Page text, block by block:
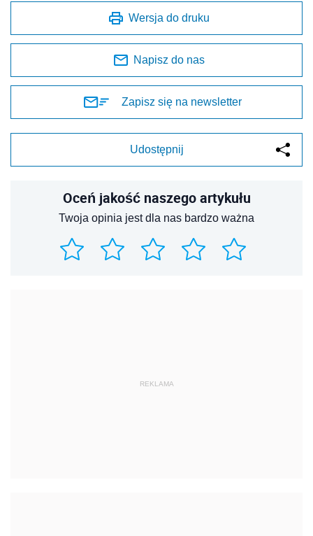
Wersja do druku
Napisz do nas
Zapisz się na newsletter
Udostępnij
Oceń jakość naszego artykułu
Twoja opinia jest dla nas bardzo ważna
REKLAMA